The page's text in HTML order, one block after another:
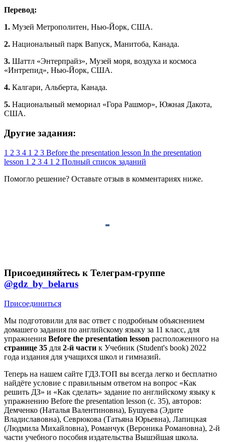
Перевод:
1. Музей Метрополитен, Нью-Йорк, США.
2. Национальный парк Вапуск, Манитоба, Канада.
3. Шаттл «Энтерпрайз», Музей моря, воздуха и космоса
«Интрепид», Нью-Йорк, США.
4. Калгари, Альберта, Канада.
5. Национальный мемориал «Гора Рашмор», Южная Дакота,
США.
Другие задания:
1 2 3 4 1 2 3 Before the presentation lesson In the presentation
lesson 1 2 3 4 1 2 Полный список заданий
Помогло решение? Оставьте отзыв в комментариях ниже.
Присоединяйтесь к Телеграм-группе
@gdz_by_belarus
Присоединиться
Мы подготовили для вас ответ c подробным объяснением
домашего задания по английскому языку за 11 класс, для
упражнения Before the presentation lesson расположенного на
странице 35 для 2-й части к Учебник (Student's book) 2022
года издания для учащихся школ и гимназий.
Теперь на нашем сайте ГДЗ.ТОП вы всегда легко и бесплатно
найдёте условие с правильным ответом на вопрос «Как
решить ДЗ» и «Как сделать» задание по английскому языку к
упражнению Before the presentation lesson (с. 35), авторов:
Демченко (Наталья Валентиновна), Бушуева (Эдите
Владиславовна), Севрюкова (Татьяна Юрьевна), Лапицкая
(Людмила Михайловна), Романчук (Вероника Романовна), 2-й
части учебного пособия издательства Вышэйшая школа.